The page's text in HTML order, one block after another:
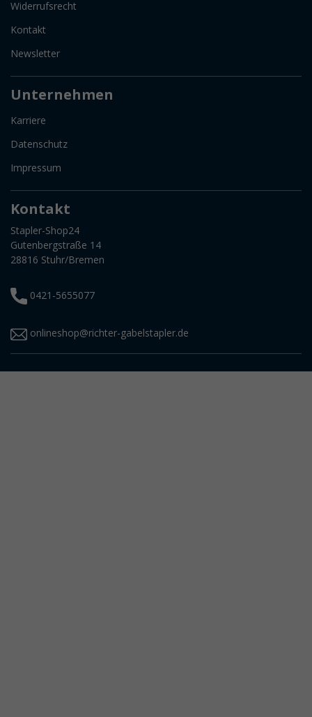
Widerrufsrecht
Kontakt
Newsletter
Unternehmen
Karriere
Datenschutz
Impressum
Kontakt
Stapler-Shop24
Gutenbergstraße 14
28816 Stuhr/Bremen
0421-5655077
onlineshop@richter-gabelstapler.de